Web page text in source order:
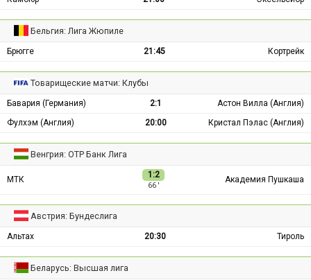
Бельгия: Лига Жюпиле
Брюгге 21:45 Кортрейк
Товарищеские матчи: Клубы
Бавария (Германия) 2:1
Астон Вилла (Англия)
Фулхэм (Англия)
20:00 Кристал Пэлас (Англия)
Венгрия: ОТР Банк Лига
МТК 1:2
66 ′
Академия Пушкаша
Австрия: Бундеслига
Альтах 20:30 Тироль
Беларусь: Высшая лига